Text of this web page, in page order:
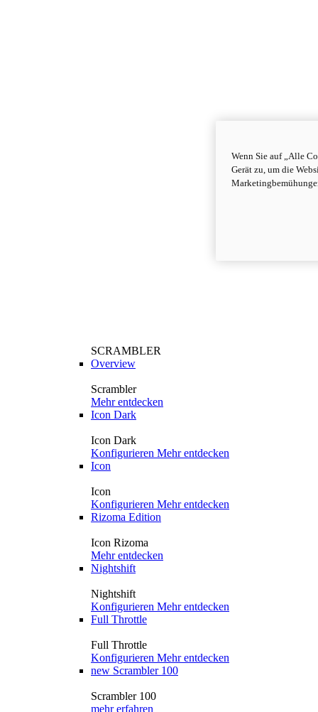
SCRAMBLER
Overview
Scrambler
Mehr entdecken
Icon Dark
Icon Dark
Konfigurieren Mehr entdecken
Icon
Icon
Konfigurieren Mehr entdecken
Rizoma Edition
Icon Rizoma
Mehr entdecken
Nightshift
Nightshift
Konfigurieren Mehr entdecken
Full Throttle
Full Throttle
Konfigurieren Mehr entdecken
new Scrambler 100
Scrambler 100
mehr erfahren
Wenn Sie auf „Alle
Gerät zu, um die